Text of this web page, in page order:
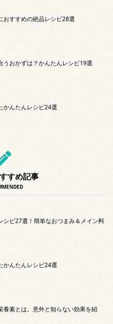
おすすめの絶品レシピ28選
うおかずは？かんたんレシピ19選
かんたんレシピ24選
すめ記事
シピ27選！簡単なおつまみ＆メイン料
かんたんレシピ24選
養素とは。意外と知らない効果を紹